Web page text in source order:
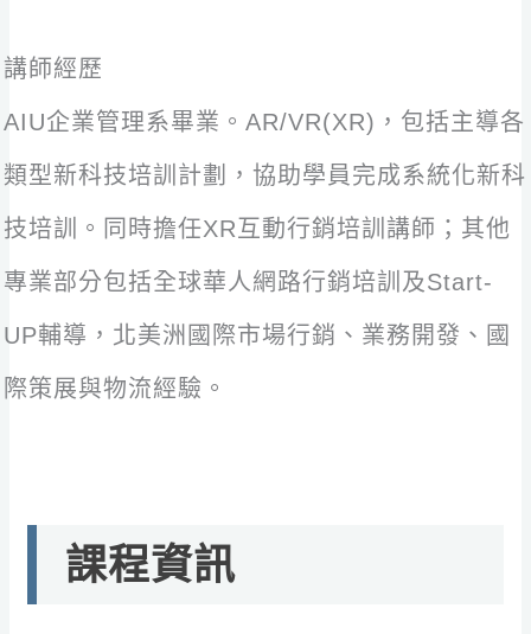
講師經歷
AIU企業管理系畢業。AR/VR(XR)，包括主導各
類型新科技培訓計劃，協助學員完成系統化新科
技培訓。同時擔任XR互動行銷培訓講師；其他
專業部分包括全球華人網路行銷培訓及Start-
UP輔導，北美洲國際市場行銷、業務開發、國
際策展與物流經驗。
課程資訊